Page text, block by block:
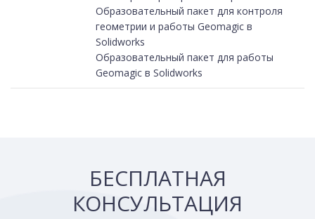
Образовательный пакет для контроля
геометрии и работы Geomagic в
Solidworks
Образовательный пакет для работы
Geomagic в Solidworks
БЕСПЛАТНАЯ
КОНСУЛЬТАЦИЯ